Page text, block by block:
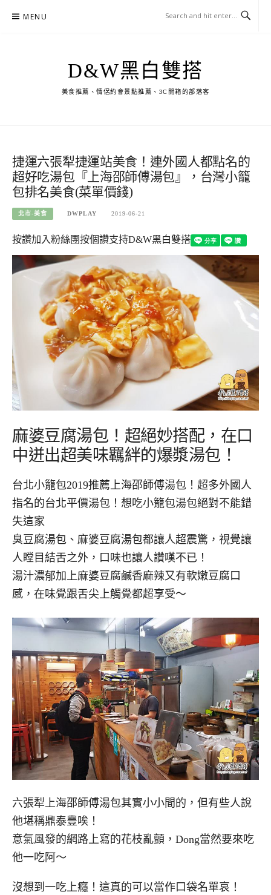
MENU
D&W黑白雙搭
美食推薦、情侶約會景點推薦、3C開箱的部落客
捷運六張犁捷運站美食！連外國人都點名的
超好吃湯包『上海邵師傅湯包』，台灣小籠
包排名美食(菜單價錢)
北市-美食 DWPLAY 2019-06-21
按讚加入粉絲團按個讚支持D&W黑白雙搭
麻婆豆腐湯包！超絕妙搭配，在口
中迸出超美味羈絆的爆漿湯包！
台北小籠包2019推薦上海邵師傅湯包！超多外國人
指名的台北平價湯包！想吃小籠包湯包絕對不能錯
失這家
臭豆腐湯包、麻婆豆腐湯包都讓人超震驚，視覺讓
人瞠目結舌之外，口味也讓人讚嘆不已！
湯汁濃郁加上麻婆豆腐鹹香麻辣又有軟嫩豆腐口
感，在味覺跟舌尖上觸覺都超享受～
六張犁上海邵師傅湯包其實小小間的，但有些人說
他堪稱鼎泰豐唉！
意氣風發的網路上寫的花枝亂顫，Dong當然要來吃
他一吃阿～
沒想到一吃上癮！這真的可以當作口袋名單哀！